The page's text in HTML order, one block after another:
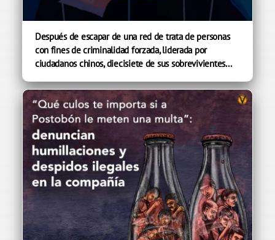
Después de escapar de una red de trata de personas
con fines de criminalidad forzada, liderada por
ciudadanos chinos, diecisiete de sus sobrevivientes...